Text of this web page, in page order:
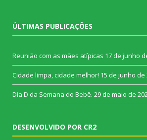
ÚLTIMAS PUBLICAÇÕES
Reunião com as mães atípicas 17 de junho
Cidade limpa, cidade melhor! 15 de junho de
Dia D da Semana do Bebê. 29 de maio de
DESENVOLVIDO POR CR2